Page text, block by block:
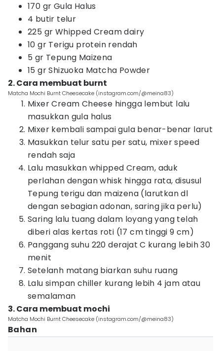
170 gr Gula Halus
4 butir telur
225 gr Whipped Cream dairy
10 gr Terigu protein rendah
5 gr Tepung Maizena
15 gr Shizuoka Matcha Powder
2. Cara membuat burnt
Matcha Mochi Burnt Cheesecake (instagram.com/@meina83)
Mixer Cream Cheese hingga lembut lalu
masukkan gula halus
Mixer kembali sampai gula benar-benar larut
Masukkan telur satu per satu, mixer speed
rendah saja
Lalu masukkan whipped Cream, aduk
perlahan dengan whisk hingga rata, disusul
Tepung terigu dan maizena (larutkan dl
dengan sebagian adonan, saring jika perlu)
Saring lalu tuang dalam loyang yang telah
diberi alas kertas roti (17 cm tinggi 9 cm)
Panggang suhu 220 derajat C kurang lebih 30
menit
Setelanh matang biarkan suhu ruang
Lalu simpan chiller kurang lebih 4 jam atau
semalaman
3. Cara membuat mochi
Matcha Mochi Burnt Cheesecake (instagram.com/@meina83)
Bahan